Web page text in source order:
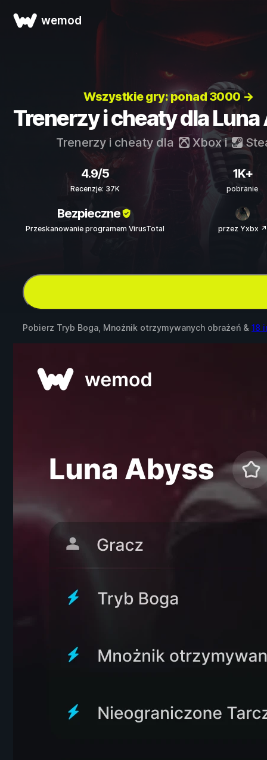
wemod
Wszystkie gry: ponad 3000 →
Trenerzy i cheaty dla
Trenerzy i cheaty dla Xboxi
4.9/5
Recenzje: 37K
1K+
pobranie
Bezpieczne
Przeskanowanie programem VirusTotal przez Yxbx ↗
Pobierz Tryb Boga, Mnożnik otrzymywanych obrażeń & 18